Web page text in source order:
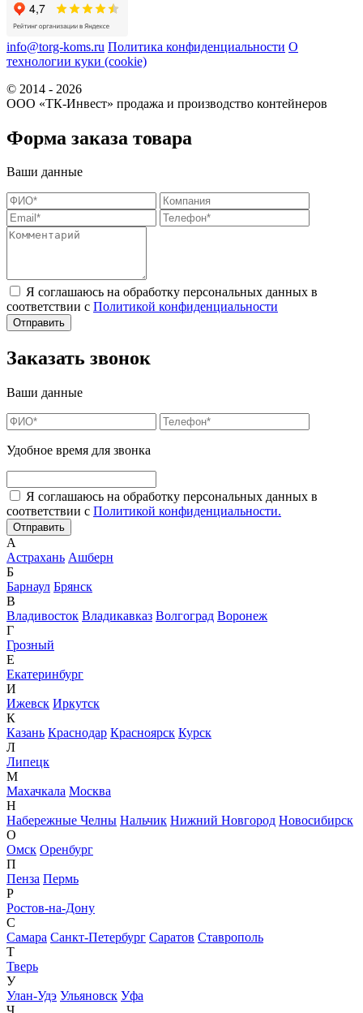
info@torg-koms.ru Политика конфиденциальности О
технологии куки (cookie)
© 2014 - 2026
ООО «ТК-Инвест» продажа и производство контейнеров
Форма заказа товара
Ваши данные
Я соглашаюсь на обработку персональных данных в
соответствии с Политикой конфиденциальности
Заказать звонок
Ваши данные
Удобное время для звонка
Я соглашаюсь на обработку персональных данных в
соответствии с Политикой конфиденциальности.
А
Астрахань Ашберн
Б
Барнаул Брянск
В
Владивосток Владикавказ Волгоград Воронеж
Г
Грозный
Е
Екатеринбург
И
Ижевск Иркутск
К
Казань Краснодар Красноярск Курск
Л
Липецк
М
Махачкала Москва
Н
Набережные Челны Нальчик Нижний Новгород Новосибирск
О
Омск Оренбург
П
Пенза Пермь
Р
Ростов-на-Дону
С
Самара Санкт-Петербург Саратов Ставрополь
Т
Тверь
У
Улан-Удэ Ульяновск Уфа